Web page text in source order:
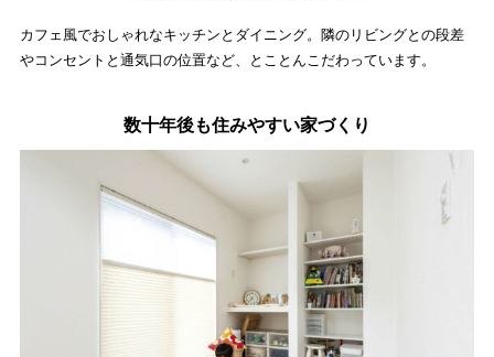
カフェ風でおしゃれなキッチンとダイニング。隣のリビングとの段差
やコンセントと通気口の位置など、とことんこだわっています。
数十年後も住みやすい家づくり